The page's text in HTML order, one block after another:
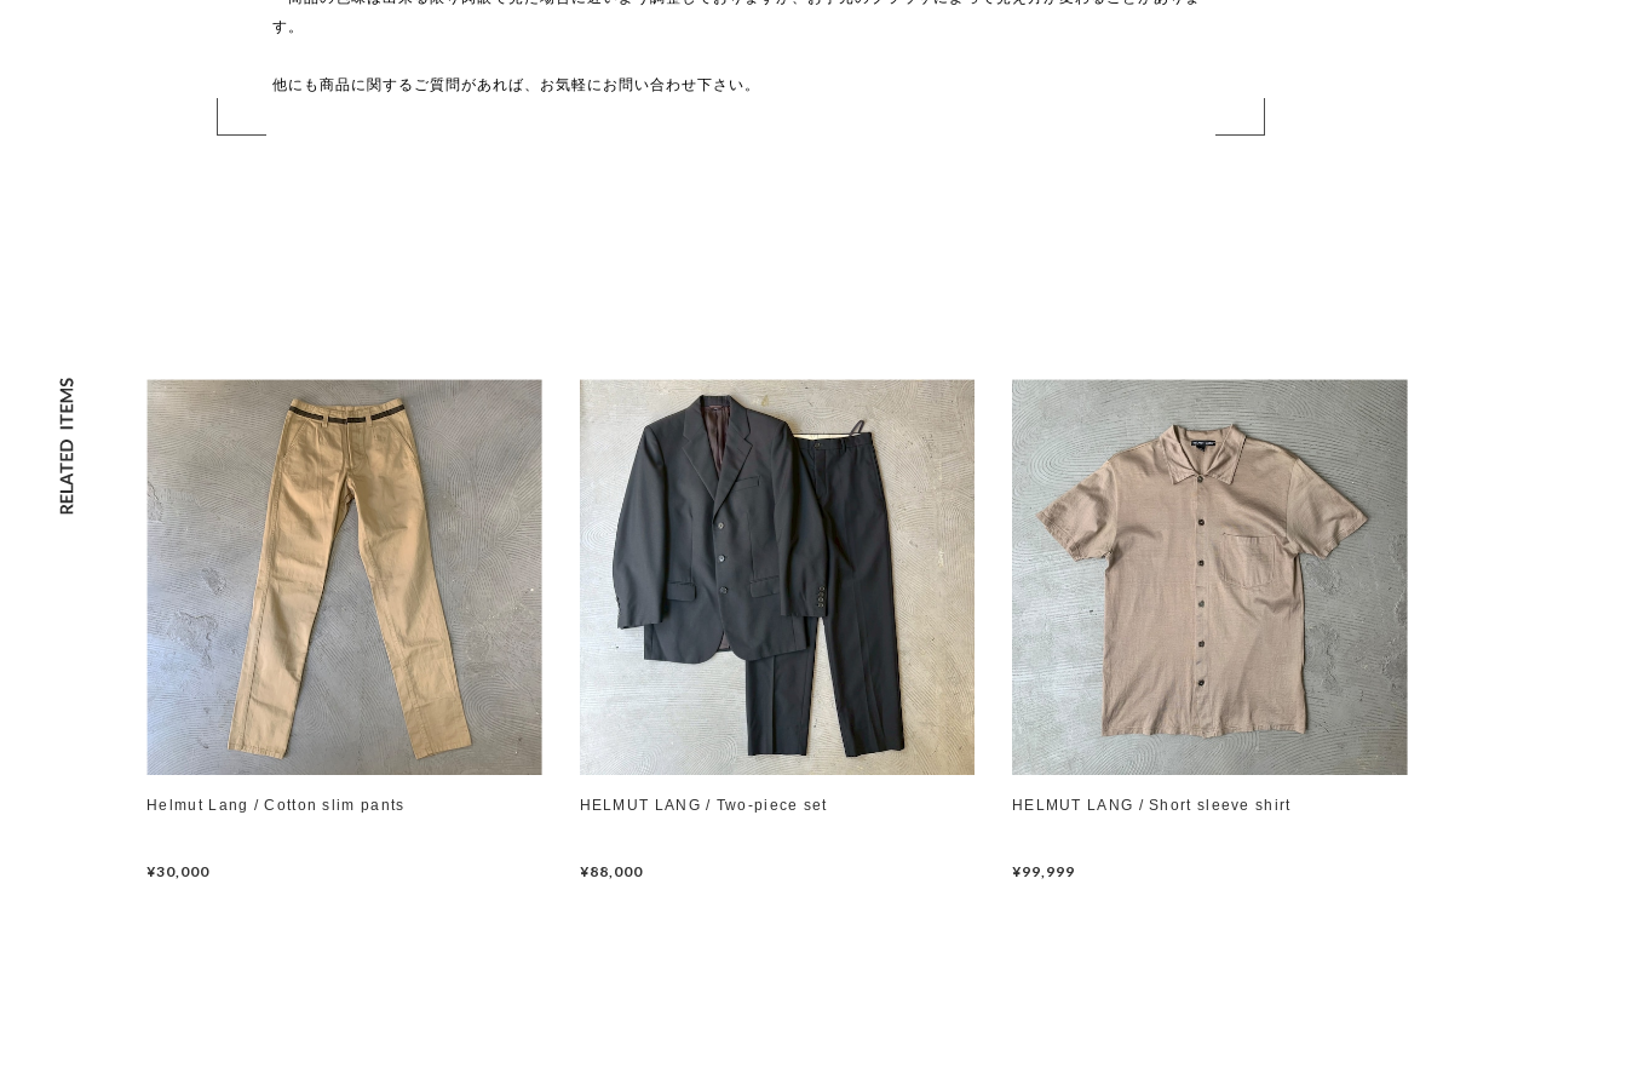
す。
他にも商品に関するご質問があれば、お気軽にお問い合わせ下さい。
Helmut Lang / Cotton slim pants
¥30,000
HELMUT LANG / Two-piece set
¥88,000
HELMUT LANG / Short sleeve shirt
¥99,999